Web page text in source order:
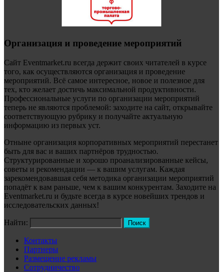
Организация и проведение мероприятий
Сайт Eventmarket.ru всегда держит своих читателей в курсе
того, как осуществляются организация и проведение
мероприятий. Всё самое интересное, новое и полезное для
тех, кто желает достичь максимальной продуктивности.
Профессиональные услуги по организации мероприятий
теперь не являются проблемой: заходите на сайт, открывайте
соответствующую рубрику и получайте актуальную
информацию из первых уст.
Отныне организация корпоративных мероприятий перестанет
быть для вас и ваших партнёров трудностью.
Структурированные и хорошо проанализированные кейсы,
советы и рекомендации — к вашим услугам. Каждая
зарекомендовавшая себя методика организации мероприятий
попадёт к вам раньше, чем к вашим конкурентам. Заходите на
Eventmarket.ru и будьте всегда в курсе новейших трендов и
исследовательских данных!
Найти:
Контакты
Партнеры
Размещение рекламы
Сотрудничество